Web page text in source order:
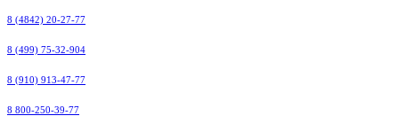
8 (4842) 20-27-77
8 (499) 75-32-904
8 (910) 913-47-77
8 800-250-39-77